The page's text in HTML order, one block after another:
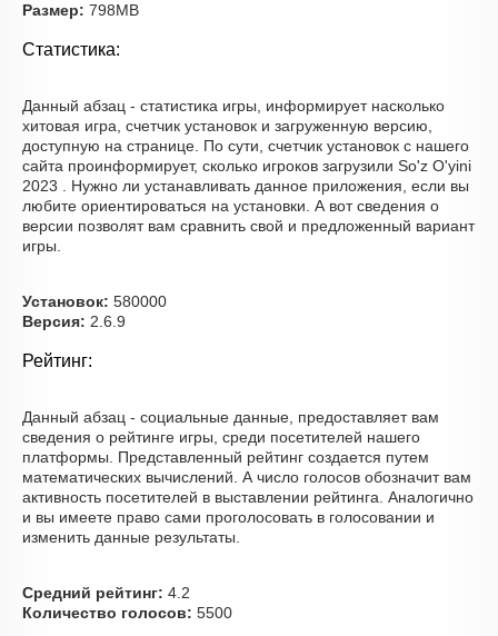
Размер: 798MB
Статистика:
Данный абзац - статистика игры, информирует насколько
хитовая игра, счетчик установок и загруженную версию,
доступную на странице. По сути, счетчик установок с нашего
сайта проинформирует, сколько игроков загрузили So'z O'yini
2023 . Нужно ли устанавливать данное приложения, если вы
любите ориентироваться на установки. А вот сведения о
версии позволят вам сравнить свой и предложенный вариант
игры.
Установок: 580000
Версия: 2.6.9
Рейтинг:
Данный абзац - социальные данные, предоставляет вам
сведения о рейтинге игры, среди посетителей нашего
платформы. Представленный рейтинг создается путем
математических вычислений. А число голосов обозначит вам
активность посетителей в выставлении рейтинга. Аналогично
и вы имеете право сами проголосовать в голосовании и
изменить данные результаты.
Средний рейтинг: 4.2
Количество голосов: 5500